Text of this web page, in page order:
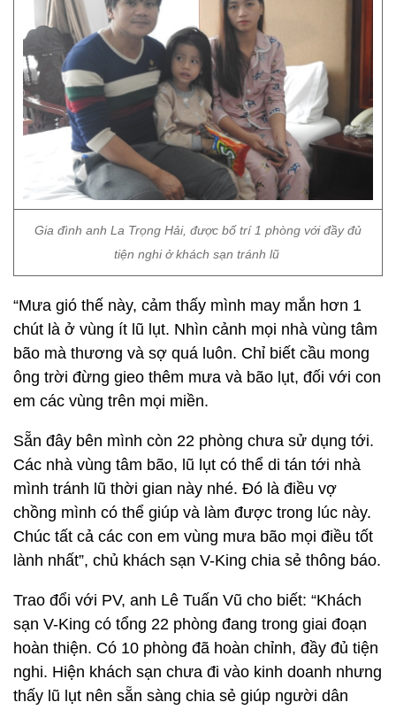
Gia đình anh La Trọng Hải, được bố trí 1 phòng với đầy đủ
tiện nghi ở khách sạn tránh lũ
“Mưa gió thế này, cảm thấy mình may mắn hơn 1
chút là ở vùng ít lũ lụt. Nhìn cảnh mọi nhà vùng tâm
bão mà thương và sợ quá luôn. Chỉ biết cầu mong
ông trời đừng gieo thêm mưa và bão lụt, đối với con
em các vùng trên mọi miền.
Sẵn đây bên mình còn 22 phòng chưa sử dụng tới.
Các nhà vùng tâm bão, lũ lụt có thể di tán tới nhà
mình tránh lũ thời gian này nhé. Đó là điều vợ
chồng mình có thể giúp và làm được trong lúc này.
Chúc tất cả các con em vùng mưa bão mọi điều tốt
lành nhất”, chủ khách sạn V-King chia sẻ thông báo.
Trao đổi với PV, anh Lê Tuấn Vũ cho biết: “Khách
sạn V-King có tổng 22 phòng đang trong giai đoạn
hoàn thiện. Có 10 phòng đã hoàn chỉnh, đầy đủ tiện
nghi. Hiện khách sạn chưa đi vào kinh doanh nhưng
thấy lũ lụt nên sẵn sàng chia sẻ giúp người dân